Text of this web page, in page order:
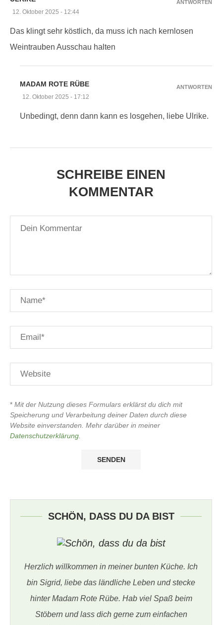
12. Oktober 2025 - 12:44
Das klingt sehr köstlich, da muss ich nach kernlosen
Weintrauben Ausschau halten
ANTWORTEN
MADAM ROTE RÜBE
12. Oktober 2025 - 17:12
Unbedingt, denn dann kann es losgehen, liebe Ulrike.
ANTWORTEN
SCHREIBE EINEN
KOMMENTAR
* Mit der Nutzung dieses Formulars erklärst du dich mit
Speicherung und Verarbeitung deiner Daten durch diese
Website einverstanden. Mehr darüber in meiner
Datenschutzerklärung
SCHÖN, DASS DU DA BIST
Herzlich willkommen in meiner bunten Küche. Ich
bin Sigrid, liebe das ländliche Leben und stecke
hinter Madam Rote Rübe. Hab viel Spaß beim
Stöbern und lass dich gerne zum einfachen